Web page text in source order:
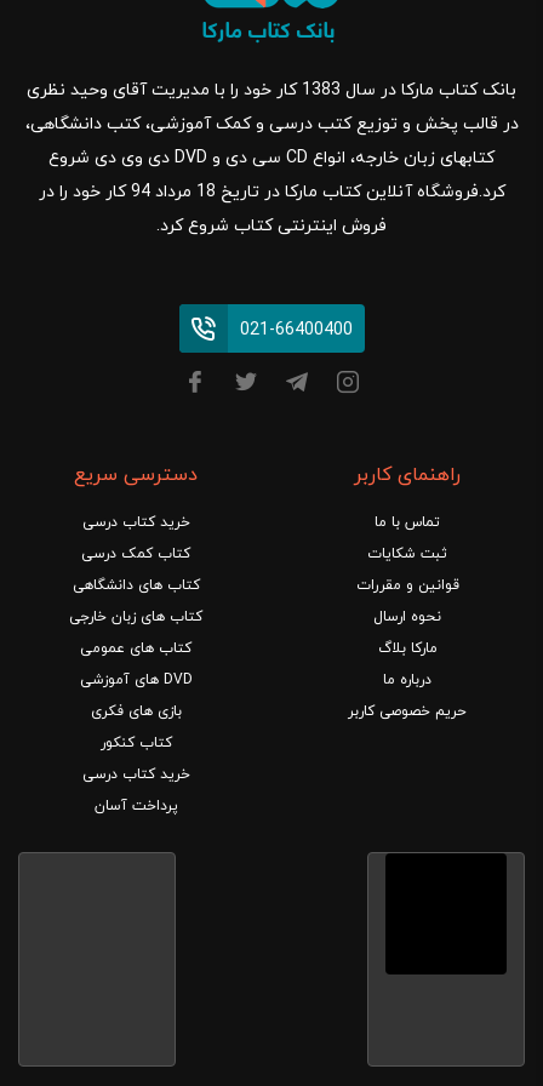
بانک کتاب مارکا در سال 1383 کار خود را با مدیریت آقای وحید نظری
در قالب پخش و توزیع کتب درسی و کمک آموزشی، کتب دانشگاهی،
کتابهای زبان خارجه، انواع CD سی دی و DVD دی وی دی شروع
کرد.فروشگاه آنلاین کتاب مارکا در تاریخ 18 مرداد 94 کار خود را در
فروش اینترنتی کتاب شروع کرد.
021-66400400
راهنمای کاربر
تماس با ما
ثبت شکایات
قوانین و مقررات
نحوه ارسال
مارکا بلاگ
درباره ما
حریم خصوصی کاربر
دسترسی سریع
خرید کتاب درسی
کتاب کمک درسی
کتاب های دانشگاهی
کتاب های زبان خارجی
کتاب های عمومی
DVD های آموزشی
بازی های فکری
کتاب کنکور
خرید کتاب درسی
پرداخت آسان